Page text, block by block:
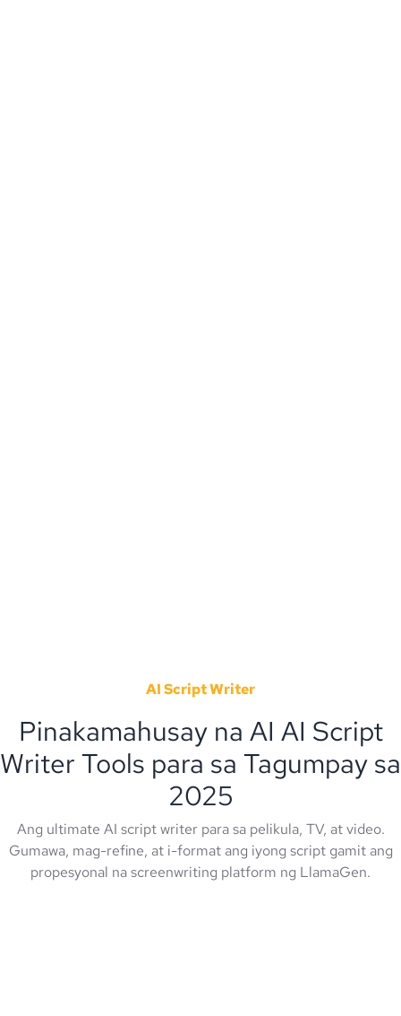
AI Script Writer
Pinakamahusay na AI AI Script
Writer Tools para sa Tagumpay sa
2025
Ang ultimate AI script writer para sa pelikula, TV, at video.
Gumawa, mag-refine, at i-format ang iyong script gamit ang
propesyonal na screenwriting platform ng LlamaGen.